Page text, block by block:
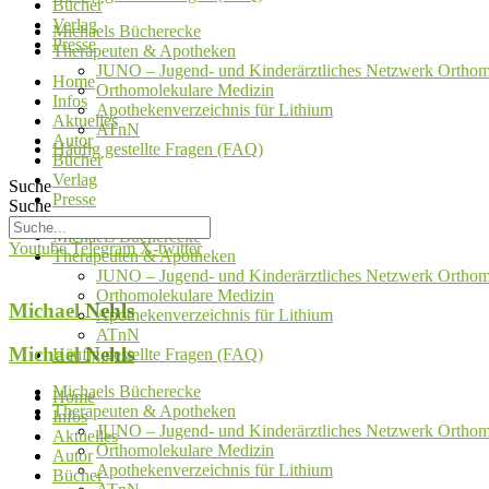
Michaels Bücherecke
Therapeuten & Apotheken
JUNO – Jugend- und Kinderärztliches Netzwerk
Orthomolekulare Medizin
Apothekenverzeichnis für Lithium
ATnN
Häufig gestellte Fragen (FAQ)
Suche
Suche
Youtube Telegram X-twitter
MichaelNehls
MichaelNehls
Home
Infos
Aktuelles
Autor
Bücher
Bücher
Verlag
Presse
Home
Infos
Aktuelles
Autor
Bücher
Verlag
Presse
Michaels Bücherecke
Therapeuten & Apotheken
JUNO – Jugend- und Kinderärztliches Netzwerk
Orthomolekulare Medizin
Apothekenverzeichnis für Lithium
ATnN
Häufig gestellte Fragen (FAQ)
Michaels Bücherecke
Therapeuten & Apotheken
JUNO – Jugend- und Kinderärztliches Netzwerk
Orthomolekulare Medizin
Apothekenverzeichnis für Lithium